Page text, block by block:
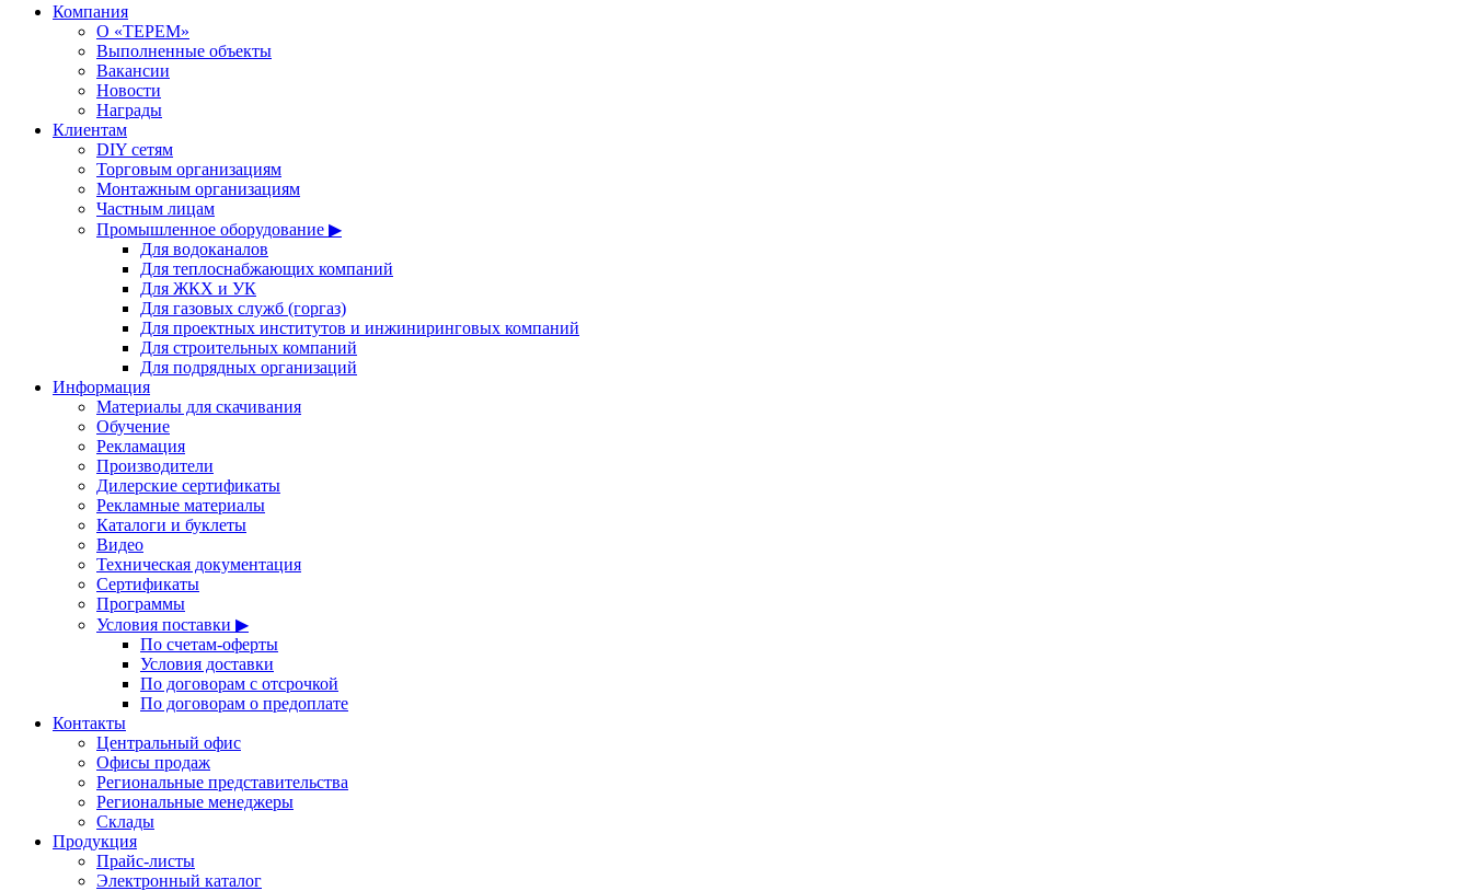
Компания
О «ТЕРЕМ»
Выполненные объекты
Вакансии
Новости
Награды
Клиентам
DIY сетям
Торговым организациям
Монтажным организациям
Частным лицам
Промышленное оборудование ▶
Для водоканалов
Для теплоснабжающих компаний
Для ЖКХ и УК
Для газовых служб (горгаз)
Для проектных институтов и инжиниринговых компаний
Для строительных компаний
Для подрядных организаций
Информация
Материалы для скачивания
Обучение
Рекламация
Производители
Дилерские сертификаты
Рекламные материалы
Каталоги и буклеты
Видео
Техническая документация
Сертификаты
Программы
Условия поставки ▶
По счетам-оферты
Условия доставки
По договорам с отсрочкой
По договорам о предоплате
Контакты
Центральный офис
Офисы продаж
Региональные представительства
Региональные менеджеры
Склады
Продукция
Прайс-листы
Электронный каталог